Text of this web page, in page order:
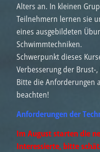
Alters an. In kleinen
Teilnehmern lernen sie
eines ausgebildeten
Schwimmtechniken.
Schwerpunkt dieses
Verbesserung der Brust-
Bitte die Anforderungen
beachten!
Anforderungen der
Im August starten die
Interessierte, bitte